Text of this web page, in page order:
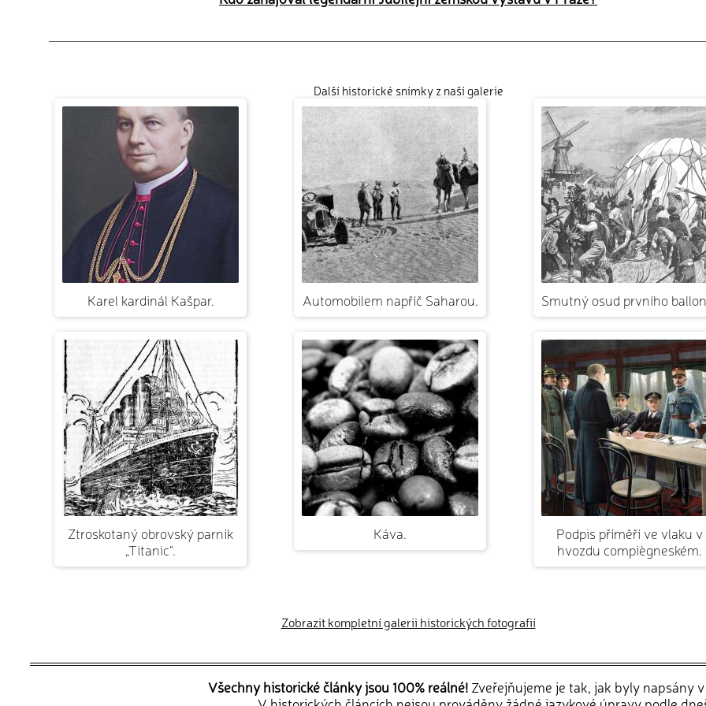
Další historické snímky z naší galerie
Karel kardinál Kašpar. Automobilem napříč Saharou. Smutný osud prvního
Ztroskotaný obrovský parník
„Titanic“.
Káva.
Podpis příměří ve vlaku v
hvozdu compiègneském.
Zobrazit kompletní galerii historických fotografií
Všechny historické články jsou 100% reálné! Zveřejňujeme je tak, jak byly napsány